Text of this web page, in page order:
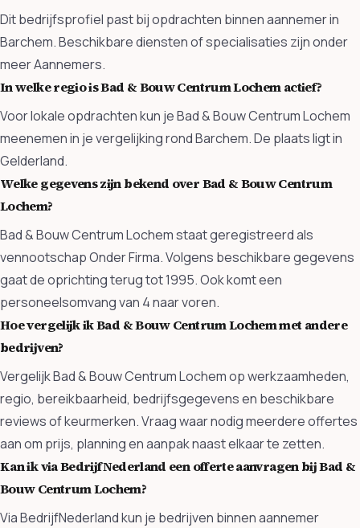
Dit bedrijfsprofiel past bij opdrachten binnen aannemer in
Barchem. Beschikbare diensten of specialisaties zijn onder
meer Aannemers.
In welke regio is Bad & Bouw Centrum Lochem actief?
Voor lokale opdrachten kun je Bad & Bouw Centrum Lochem
meenemen in je vergelijking rond Barchem. De plaats ligt in
Gelderland.
Welke gegevens zijn bekend over Bad & Bouw Centrum
Lochem?
Bad & Bouw Centrum Lochem staat geregistreerd als
vennootschap Onder Firma. Volgens beschikbare gegevens
gaat de oprichting terug tot 1995. Ook komt een
personeelsomvang van 4 naar voren.
Hoe vergelijk ik Bad & Bouw Centrum Lochem met andere
bedrijven?
Vergelijk Bad & Bouw Centrum Lochem op werkzaamheden,
regio, bereikbaarheid, bedrijfsgegevens en beschikbare
reviews of keurmerken. Vraag waar nodig meerdere offertes
aan om prijs, planning en aanpak naast elkaar te zetten.
Kan ik via BedrijfNederland een offerte aanvragen bij Bad &
Bouw Centrum Lochem?
Via BedrijfNederland kun je bedrijven binnen aannemer